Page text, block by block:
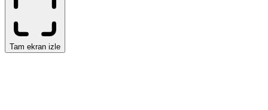
Tam ekran izle